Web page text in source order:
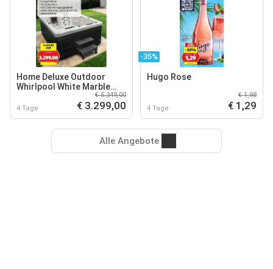
Home Deluxe Outdoor
Whirlpool White Marble
4 Tage
€ 5.349,00
€ 3.299,00
-35%
Hugo Rose
4 Tage
€ 1,98
€ 1,29
Alle Angebote